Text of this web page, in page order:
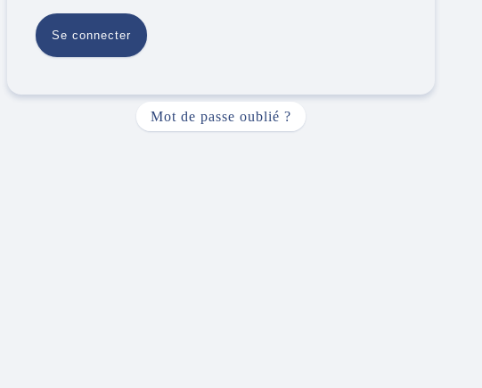
Mot de passe oublié ?